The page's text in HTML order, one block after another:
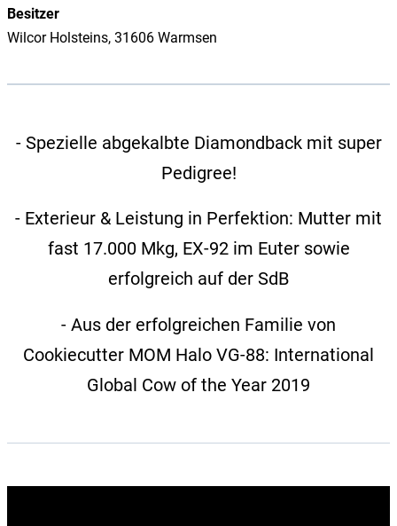
Besitzer
Wilcor Holsteins, 31606 Warmsen
- Spezielle abgekalbte Diamondback mit super
Pedigree!
- Exterieur & Leistung in Perfektion: Mutter mit
fast 17.000 Mkg, EX-92 im Euter sowie
erfolgreich auf der SdB
- Aus der erfolgreichen Familie von
Cookiecutter MOM Halo VG-88: International
Global Cow of the Year 2019